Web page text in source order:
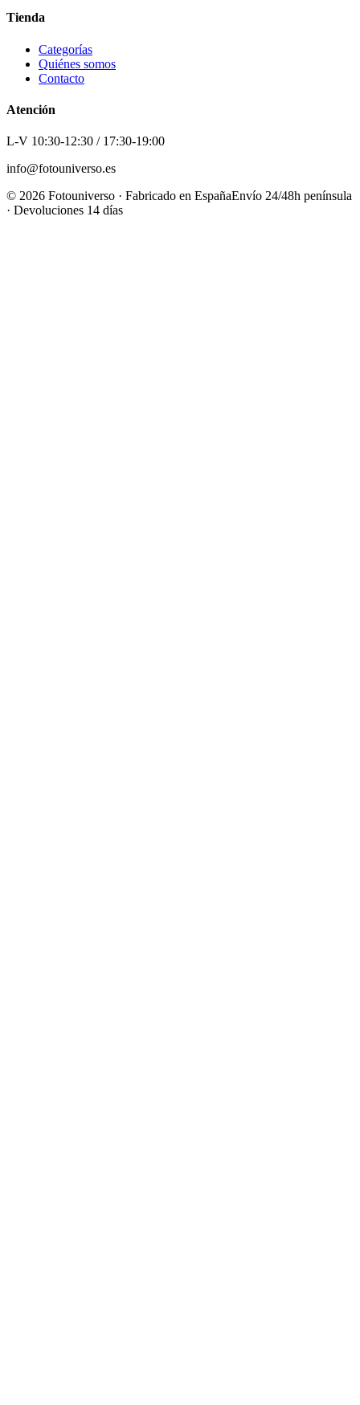
Tienda
Categorías
Quiénes somos
Contacto
Atención
L-V 10:30-12:30 / 17:30-19:00
info@fotouniverso.es
© 2026 Fotouniverso · Fabricado en EspañaEnvío 24/48h península
· Devoluciones 14 días